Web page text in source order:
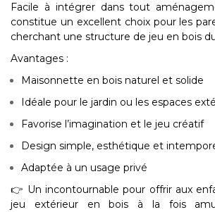
Facile à intégrer dans tout
constitue un excellent choix pour les
cherchant une structure de jeu en bois
Avantages :
Maisonnette en bois naturel et solide
Idéale pour le jardin ou les espaces
Favorise l’imagination et le jeu créatif
Design simple, esthétique et
Adaptée à un usage privé
👉 Un incontournable pour offrir aux
jeu extérieur en bois à la fois